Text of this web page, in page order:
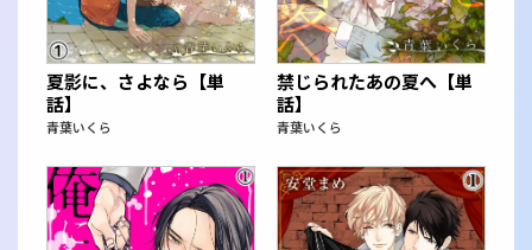
夏影に、さよなら【単
話】
青葉いくら
禁じられたあの夏へ【単
話】
青葉いくら